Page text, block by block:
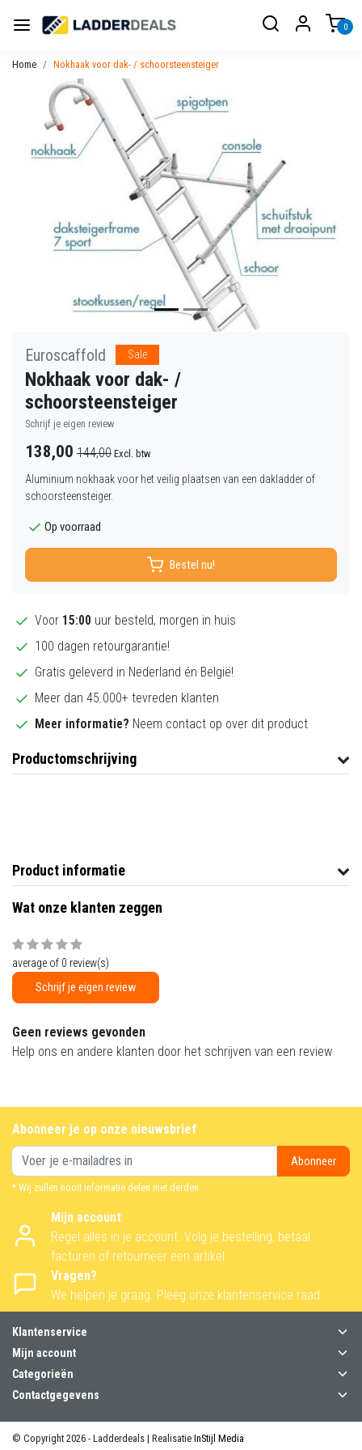
0
Home Nokhaak voor dak- / schoorsteensteiger
Euroscaffold Sale
Nokhaak voor dak- /
schoorsteensteiger
Schrijf je eigen review
138,00 144,00 Excl. btw
Aluminium nokhaak voor het veilig plaatsen van een dakladder of
schoorsteensteiger.
Op voorraad
Bestel nu!
Voor 15:00 uur besteld, morgen in huis
100 dagen retourgarantie!
Gratis geleverd in Nederland én België!
Meer dan 45.000+ tevreden klanten
Meer informatie? Neem contact op over dit product
Productomschrijving
Product informatie
Wat onze klanten zeggen
average of 0 review(s)
Schrijf je eigen review
Geen reviews gevonden
Help ons en andere klanten door het schrijven van een review
Abonneer je op onze nieuwsbrief
Abonneer
* Wij zullen nooit informatie delen met derden.
Mijn account
Regel alles in je account. Volg je bestelling, betaal
facturen of retourneer een artikel.
Vragen?
We helpen je graag. Pleeg onze klantenservice raad
Klantenservice
Mijn account
Categorieën
Contactgegevens
© Copyright 2026 - Ladderdeals | Realisatie InStijl Media